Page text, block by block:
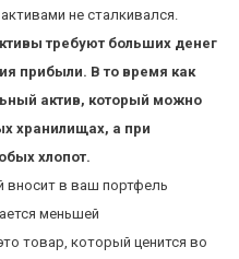
не сталкивался.
требуют больших денег
прибыли. В то время как
актив, который можно
хранилищах, а при
хлопот.
вносит в ваш портфель
меньшей
товар, который ценится во